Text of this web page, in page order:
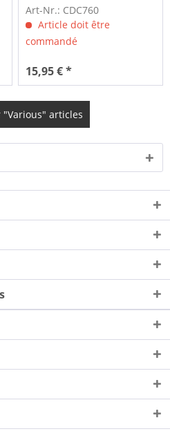
Art-Nr.: CDC760
Article doit être
commandé
15,95 € *
articles